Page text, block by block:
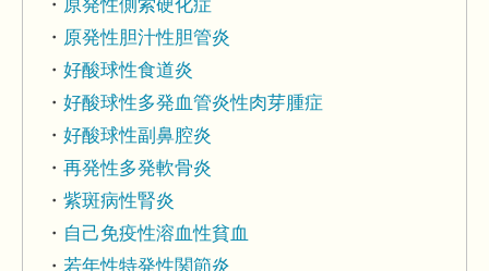
原発性側索硬化症
原発性胆汁性胆管炎
好酸球性食道炎
好酸球性多発血管炎性肉芽腫症
好酸球性副鼻腔炎
再発性多発軟骨炎
紫斑病性腎炎
自己免疫性溶血性貧血
若年性特発性関節炎